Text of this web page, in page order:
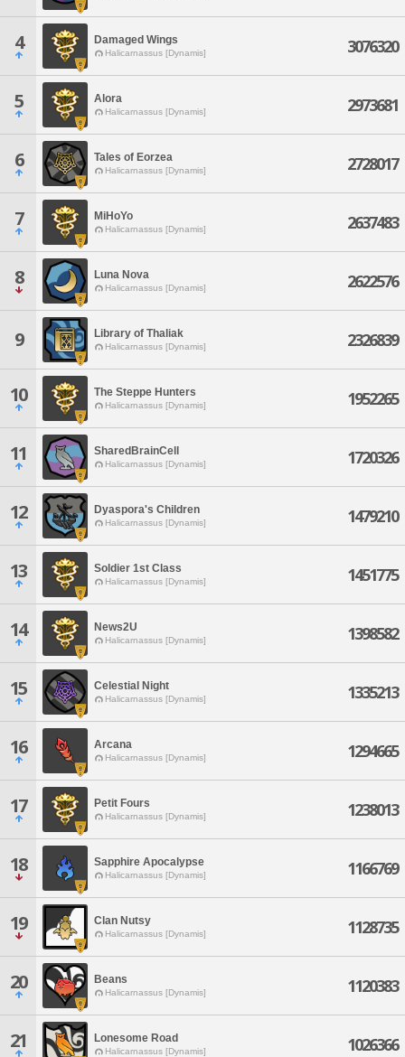
4 Damaged Wings
Halicarnassus [Dynamis] 3076320
5 Alora
Halicarnassus [Dynamis] 2973681
6 Tales of Eorzea
Halicarnassus [Dynamis] 2728017
7 MiHoYo
Halicarnassus [Dynamis] 2637483
8 Luna Nova
Halicarnassus [Dynamis] 2622576
9 Library of Thaliak
Halicarnassus [Dynamis] 2326839
10 The Steppe Hunters
Halicarnassus [Dynamis] 1952265
11 SharedBrainCell
Halicarnassus [Dynamis] 1720326
12 Dyaspora's Children
Halicarnassus [Dynamis] 1479210
13 Soldier 1st Class
Halicarnassus [Dynamis] 1451775
14 News2U
Halicarnassus [Dynamis] 1398582
15 Celestial Night
Halicarnassus [Dynamis] 1335213
16 Arcana
Halicarnassus [Dynamis] 1294665
17 Petit Fours
Halicarnassus [Dynamis] 1238013
18 Sapphire Apocalypse
Halicarnassus [Dynamis] 1166769
19 Clan Nutsy
Halicarnassus [Dynamis] 1128735
20 Beans
Halicarnassus [Dynamis] 1120383
21 Lonesome Road
Halicarnassus [Dynamis] 1026366